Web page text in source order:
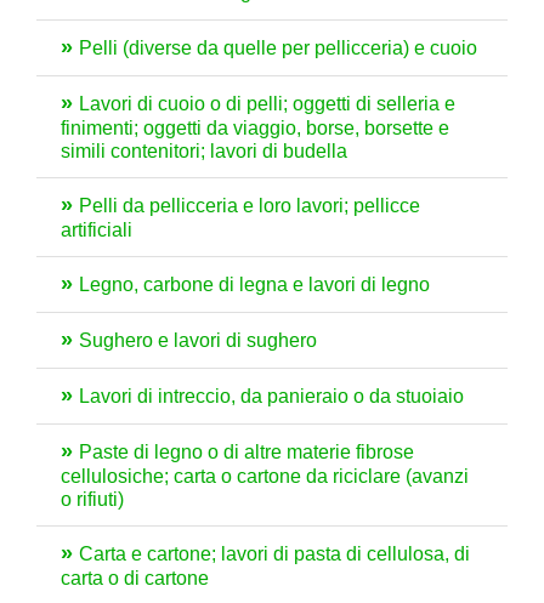
Pelli (diverse da quelle per pellicceria) e cuoio
Lavori di cuoio o di pelli; oggetti di selleria e
finimenti; oggetti da viaggio, borse, borsette e
simili contenitori; lavori di budella
Pelli da pellicceria e loro lavori; pellicce
artificiali
Legno, carbone di legna e lavori di legno
Sughero e lavori di sughero
Lavori di intreccio, da panieraio o da stuoiaio
Paste di legno o di altre materie fibrose
cellulosiche; carta o cartone da riciclare (avanzi
o rifiuti)
Carta e cartone; lavori di pasta di cellulosa, di
carta o di cartone